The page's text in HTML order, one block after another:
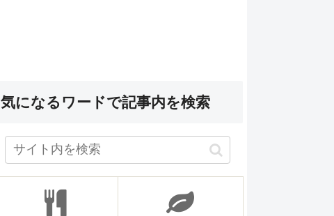
気になるワードで記事内を検索